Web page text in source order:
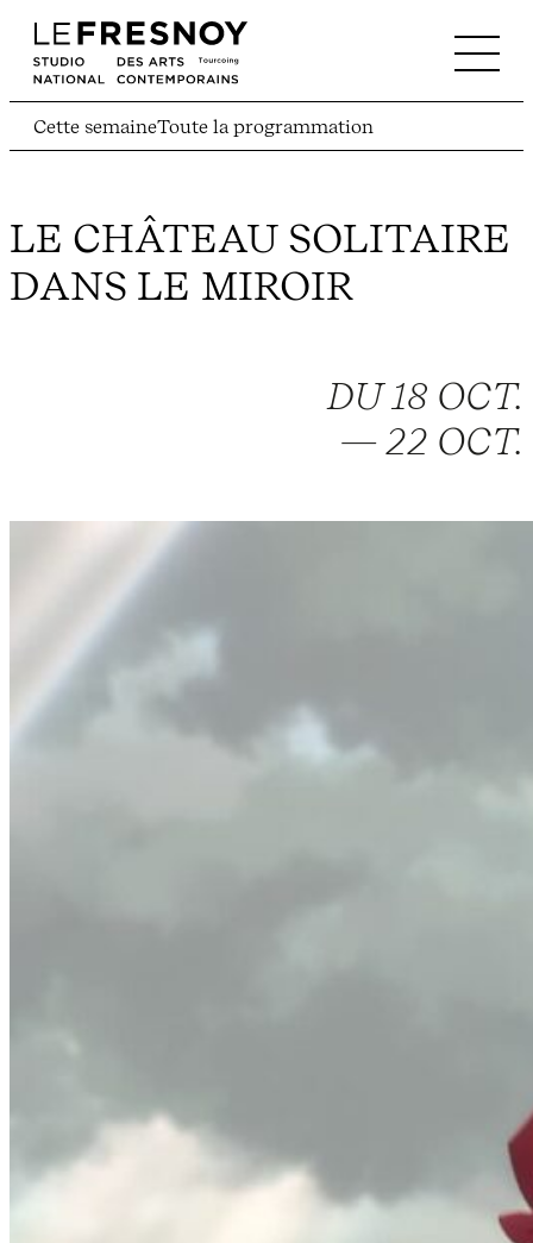
Cette semaineToute la programmation
LE CHÂTEAU SOLITAIRE
DANS LE MIROIR
DU 18 OCT.
— 22 OCT.